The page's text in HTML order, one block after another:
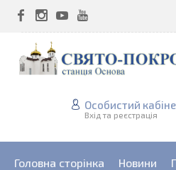
Особистий
Вхід та реєстрація
Головна сторінка Новини